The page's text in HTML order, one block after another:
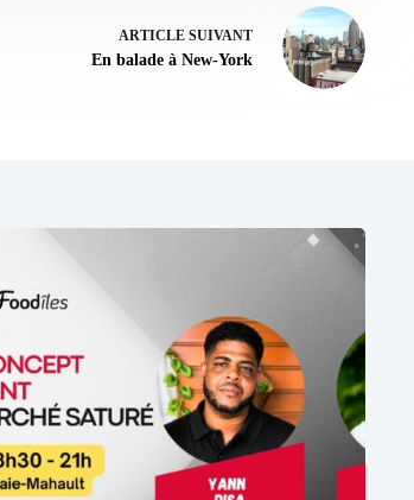
ARTICLE SUIVANT
En balade à New-York